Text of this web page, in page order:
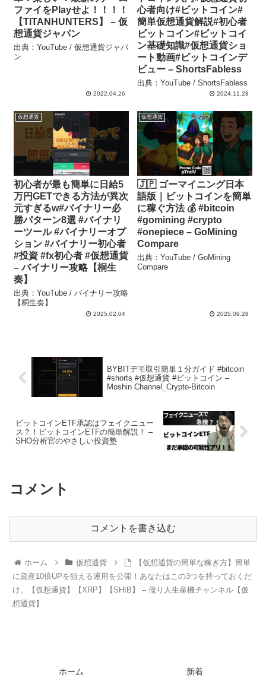
ファイをPlayせよ！！！！
【TITANHUNTERS】 – 仮
想通貨ジャパン
出典：YouTube / 仮想通貨ジャパ
ン
2022.04.26
心者向け#ビットコイン#
簡単仮想通貨解説#初心者
ビットコイン#ビットコイ
ン基礎知識#仮想通貨ショ
ート動画#ビットコインデ
ビュー – ShortsFabless
出典：YouTube / ShortsFabless
2024.11.28
仮想通貨
初心者が最も簡単に日給5
万円GETできる方法が異次
元すぎるw#バイナリー必
勝パターン8選 #バイナリ
ーツール #バイナリーオプ
ション #バイナリー初心者
#投資 #fx初心者 #仮想通貨
– バイナリー攻略【桐生
奏】
出典：YouTube / バイナリー攻略
【桐生奏】
2025.02.04
仮想通貨
🇯🇵 ゴーマイニング日本
語版｜ビットコインを簡単
に稼ぐ方法 💰 #bitcoin
#gomining #crypto
#onepiece – GoMining
Compare
出典：YouTube / GoMining
Compare
2025.09.28
BYBITデモ取引簡単１分ガイド #bitcoin
#shorts #仮想通貨 #ビットコイン –
Moshin Channel_Crypto-Bitcoin
ビットコインETF承認はフェイクニュー
ス？！ビットコインETFの簡単解説！ –
SHO分析官のやさしい投資塾
コメント
コメントを書き込む
ホーム 仮想通貨
【仮想通貨の簡単な稼ぎ方】簡単
に資産10倍UPを狙える運用を公開！あなたはこの3つを持っておくだ
け。【仮想通貨】【XRP】【SHIB】 – 億り人生産機チャンネル【仮
想通貨】
ホーム 新着